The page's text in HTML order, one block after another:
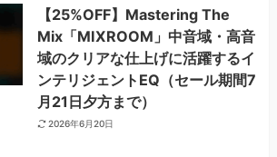
【25%OFF】Mastering The
Mix「MIXROOM」中音域・高音
域のクリアな仕上げに活躍するイ
ンテリジェントEQ（セール期間7
月21日夕方まで）
2026年6月20日